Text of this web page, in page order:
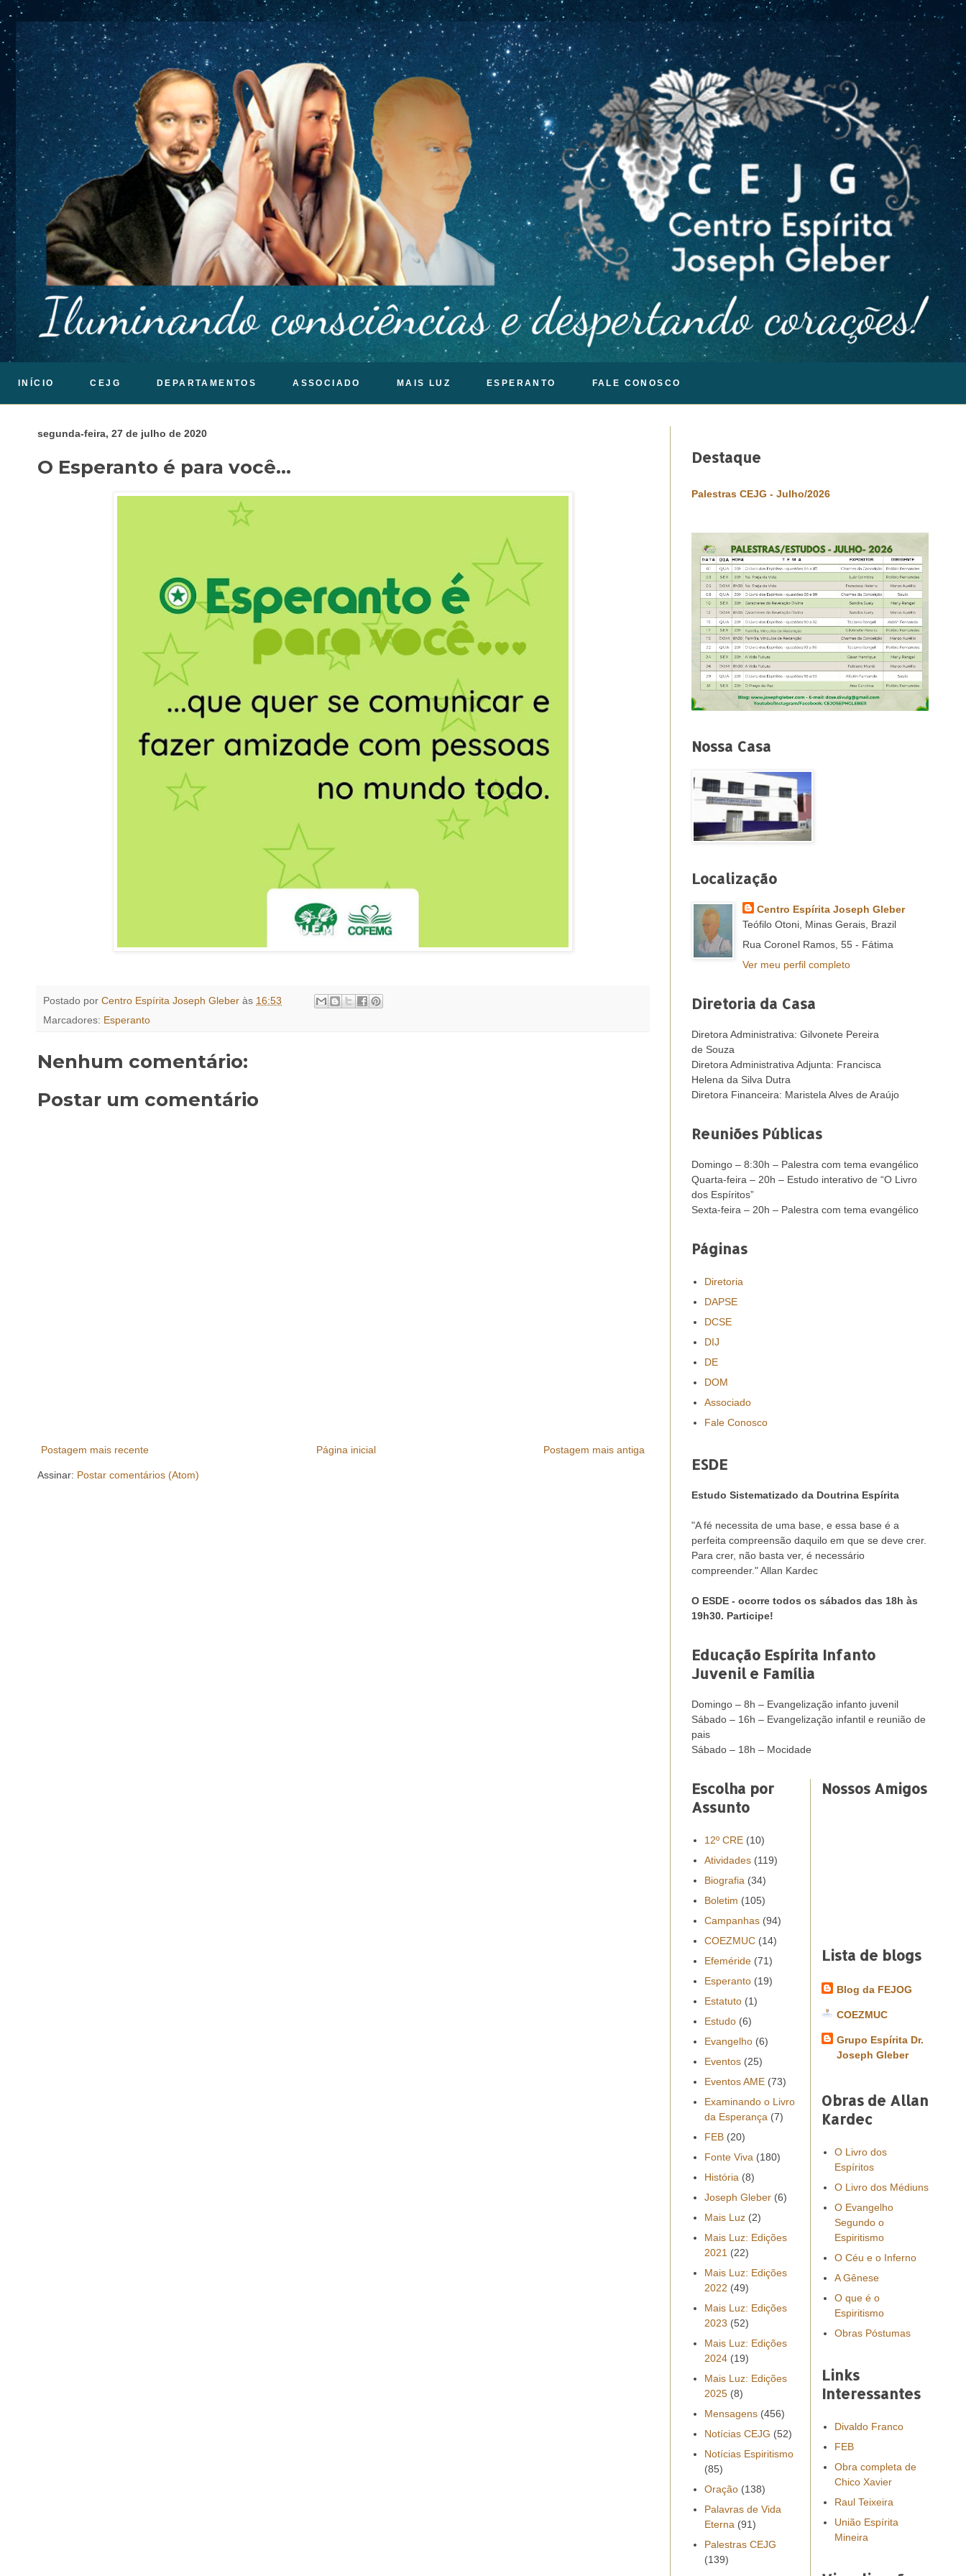
INÍCIO CEJG DEPARTAMENTOS ASSOCIADO MAIS LUZ ESPERANTO FALE CONOSCO
segunda-feira, 27 de julho de 2020
O Esperanto é para você...
Postado por Centro Espírita Joseph Gleber às 16:53
Marcadores: Esperanto
Nenhum comentário:
Postar um comentário
Postagem mais recente Postagem mais antiga
Página inicial
Assinar: Postar comentários (Atom)
Destaque
Palestras CEJG - Julho/2026
Nossa Casa
Localização
Centro Espírita Joseph Gleber
Teófilo Otoni, Minas Gerais, Brazil
Rua Coronel Ramos, 55 - Fátima
Ver meu perfil completo
Diretoria da Casa
Diretora Administrativa: Gilvonete Pereira
de Souza
Diretora Administrativa Adjunta: Francisca
Helena da Silva Dutra
Diretora Financeira: Maristela Alves de Araújo
Reuniões Públicas
Domingo – 8:30h – Palestra com tema evangélico
Quarta-feira – 20h – Estudo interativo de “O Livro
dos Espíritos”
Sexta-feira – 20h – Palestra com tema evangélico
Páginas
Diretoria
DAPSE
DCSE
DIJ
DE
DOM
Associado
Fale Conosco
ESDE
Estudo Sistematizado da Doutrina Espírita
"A fé necessita de uma base, e essa base é a
perfeita compreensão daquilo em que se deve crer.
Para crer, não basta ver, é necessário
compreender." Allan Kardec
O ESDE - ocorre todos os sábados das 18h às
19h30. Participe!
Educação Espírita Infanto
Juvenil e Família
Domingo – 8h – Evangelização infanto juvenil
Sábado – 16h – Evangelização infantil e reunião de
pais
Sábado – 18h – Mocidade
Escolha por
Assunto
12º CRE (10)
Atividades (119)
Biografia (34)
Boletim (105)
Campanhas (94)
COEZMUC (14)
Efeméride (71)
Esperanto (19)
Estatuto (1)
Estudo (6)
Evangelho (6)
Eventos (25)
Eventos AME (73)
Examinando o Livro
da Esperança (7)
FEB (20)
Fonte Viva (180)
História (8)
Joseph Gleber (6)
Mais Luz (2)
Mais Luz: Edições
2021 (22)
Mais Luz: Edições
2022 (49)
Mais Luz: Edições
2023 (52)
Mais Luz: Edições
2024 (19)
Mais Luz: Edições
2025 (8)
Mensagens (456)
Notícias CEJG (52)
Notícias Espiritismo
(85)
Oração (138)
Palavras de Vida
Eterna (91)
Palestras CEJG
(139)
Nossos Amigos
Lista de blogs
Blog da FEJOG
COEZMUC
Grupo Espírita Dr.
Joseph Gleber
Obras de Allan
Kardec
O Livro dos
Espíritos
O Livro dos Médiuns
O Evangelho
Segundo o
Espiritismo
O Céu e o Inferno
A Gênese
O que é o
Espiritismo
Obras Póstumas
Links
Interessantes
Divaldo Franco
FEB
Obra completa de
Chico Xavier
Raul Teixeira
União Espírita
Mineira